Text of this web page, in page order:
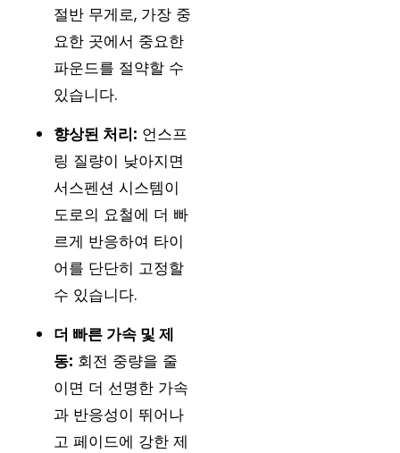
절반 무게로, 가장 중
요한 곳에서 중요한
파운드를 절약할 수
있습니다.
향상된 처리: 언스프
링 질량이 낮아지면
서스펜션 시스템이
도로의 요철에 더 빠
르게 반응하여 타이
어를 단단히 고정할
수 있습니다.
더 빠른 가속 및 제
동: 회전 중량을 줄
이면 더 선명한 가속
과 반응성이 뛰어나
고 페이드에 강한 제